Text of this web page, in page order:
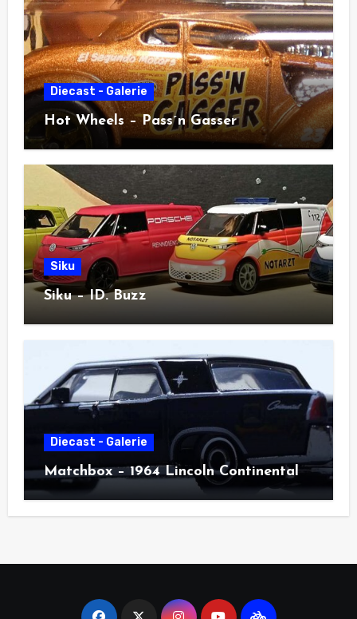
Diecast - Galerie
Hot Wheels – Pass´n Gasser
Siku
Siku – ID. Buzz
Diecast - Galerie
Matchbox – 1964 Lincoln Continental